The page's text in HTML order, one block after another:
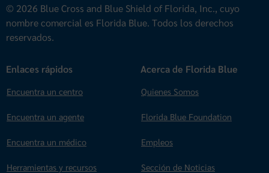
© 2026 Blue Cross and Blue Shield of Florida, Inc., cuyo
nombre comercial es Florida Blue. Todos los derechos
reservados.
Enlaces rápidos
Encuentra un centro
Encuentra un agente
Encuentra un médico
Herramientas y recursos
Acerca de Florida Blue
Quienes Somos
Florida Blue Foundation
Empleos
Sección de Noticias